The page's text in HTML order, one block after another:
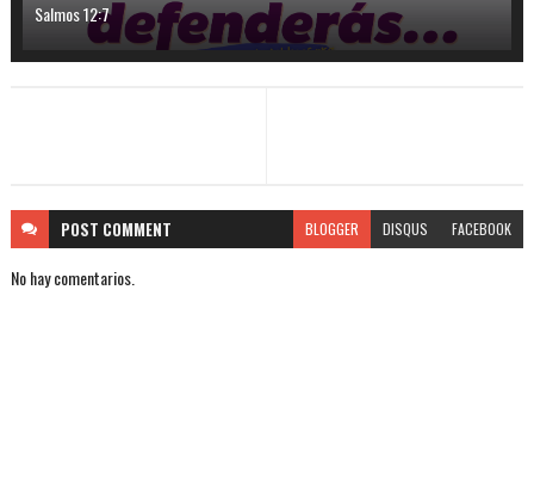
Salmos 12:7
POST COMMENT BLOGGER DISQUS FACEBOOK
No hay comentarios.